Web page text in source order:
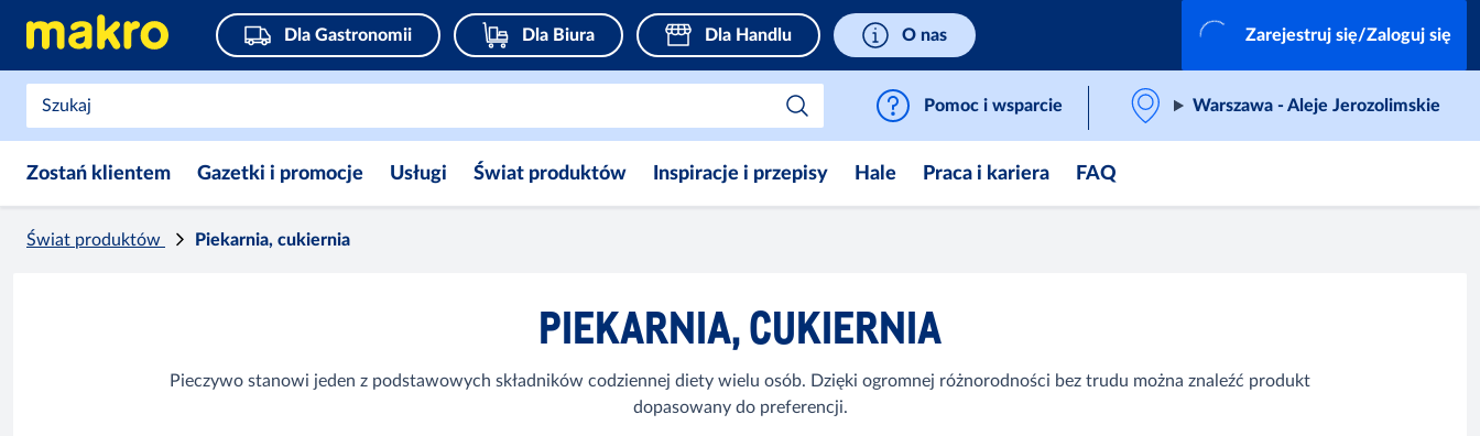
Dla Gastronomii Dla Biura Dla Handlu O nas Zarejestruj się/Zaloguj się
Pomoc i wsparcie Warszawa - Aleje Jerozolimskie
Zostań klientem Gazetki i promocje Usługi Świat produktów Inspiracje i przepisy Hale Praca i kariera FAQ
Świat produktów Piekarnia, cukiernia
PIEKARNIA, CUKIERNIA
Pieczywo stanowi jeden z podstawowych składników codziennej diety wielu osób. Dzięki ogromnej różnorodności bez trudu można znaleźć produkt
dopasowany do preferencji.